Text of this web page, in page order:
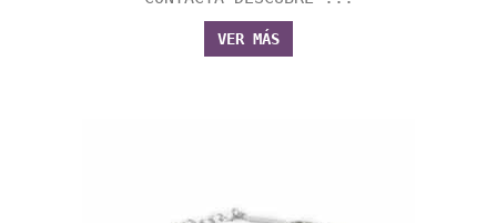
VER MÁS